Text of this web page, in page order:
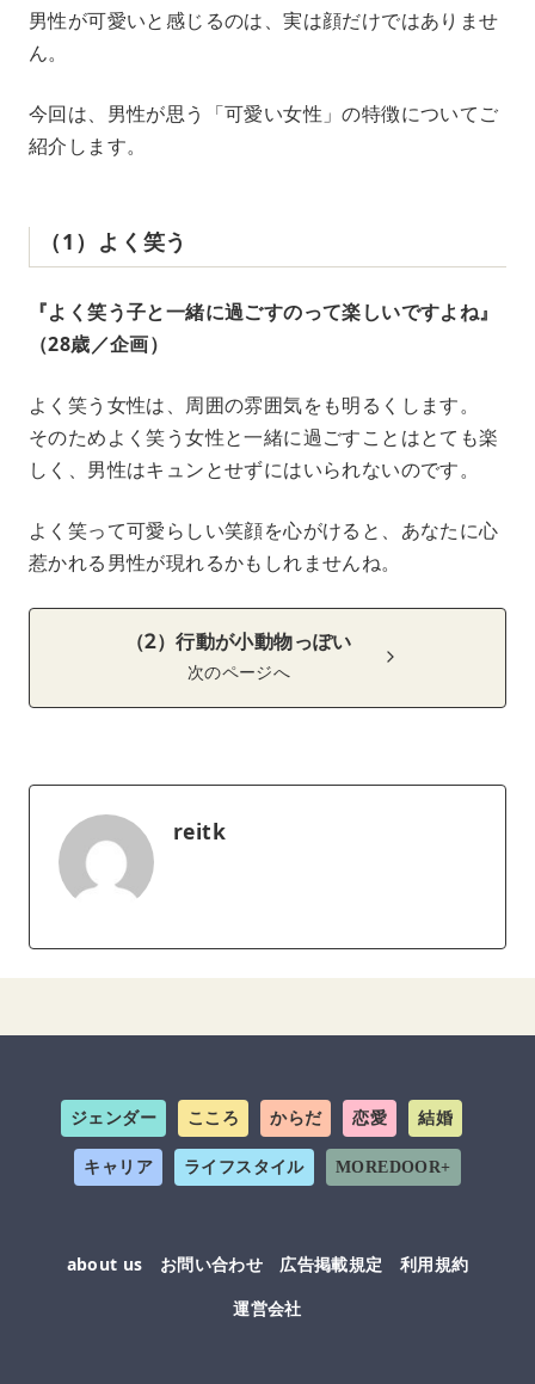
男性が可愛いと感じるのは、実は顔だけではありませ
ん。
今回は、男性が思う「可愛い女性」の特徴についてご
紹介します。
（1）よく笑う
『よく笑う子と一緒に過ごすのって楽しいですよね』
（28歳／企画）
よく笑う女性は、周囲の雰囲気をも明るくします。
そのためよく笑う女性と一緒に過ごすことはとても楽
しく、男性はキュンとせずにはいられないのです。
よく笑って可愛らしい笑顔を心がけると、あなたに心
惹かれる男性が現れるかもしれませんね。
（2）行動が小動物っぽい
次のページへ
reitk
ジェンダー こころ からだ 恋愛 結婚
キャリア ライフスタイル MOREDOOR+
about us お問い合わせ 広告掲載規定
利用規約
運営会社